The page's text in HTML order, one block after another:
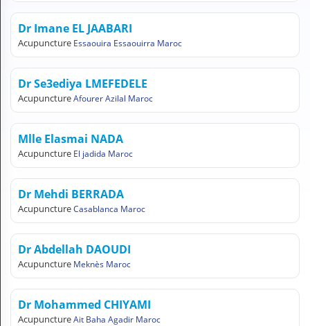
Vétérinaire
M
O
N
C
M
P
E
FR Français
Se connecter
Dr Imane EL JAABARI
Acupuncture Essaouira Essaouirra Maroc
Dr Se3ediya LMEFEDELE
AcupunctureAfourer Azilal Maroc
Mlle Elasmai NADA
Acupuncture El jadida Maroc
Dr Mehdi BERRADA
AcupunctureCasablanca Maroc
Dr Abdellah DAOUDI
Acupuncture Meknès Maroc
Dr Mohammed CHIYAMI
AcupunctureAit Baha Agadir Maroc